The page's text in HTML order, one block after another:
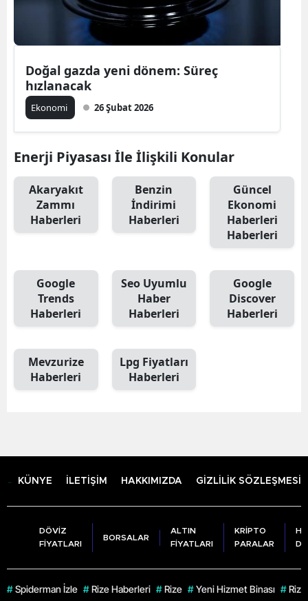
Doğal gazda yeni dönem: Süreç
hızlanacak
Ekonomi 26 Şubat 2026
Enerji Piyasası İle İlişkili Konular
Akaryakıt
Zammı
Haberleri
Benzin
İndirimi
Haberleri
Güncel
Ekonomi
Haberleri
Haberleri
Google
Trends
Haberleri
Seo Uyumlu
Haber
Haberleri
Google
Discover
Haberleri
Mevzurize
Haberleri
Lpg Fiyatları
Haberleri
KÜNYE İLETİŞİM HAKKIMIZDA GİZLİLİK SÖZLEŞMESİ
DÖVİZ
FİYATLARI
BORSALAR
ALTIN
FİYATLARI
KRİPTO
PARALAR
# Spiderman İzle # Rize Haberleri # Rize # Yeni Hizmet Binası #